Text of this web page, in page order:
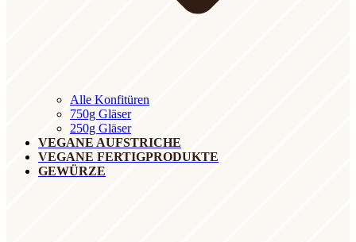
Alle Konfitüren
750g Gläser
250g Gläser
VEGANE AUFSTRICHE
VEGANE FERTIGPRODUKTE
GEWÜRZE